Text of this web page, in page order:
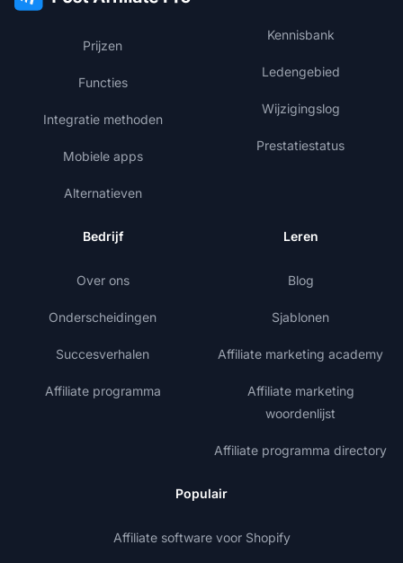
Prijzen
Functies
Integratie methoden
Mobiele apps
Alternatieven
Kennisbank
Ledengebied
Wijzigingslog
Prestatiestatus
Bedrijf
Over ons
Onderscheidingen
Succesverhalen
Affiliate programma
Leren
Blog
Sjablonen
Affiliate marketing academy
Affiliate marketing
woordenlijst
Affiliate programma directory
Populair
Affiliate software voor Shopify